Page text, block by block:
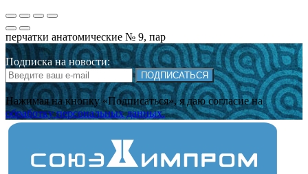
перчатки анатомические № 9, пар
Подписка на новости:
ПОДПИСАТЬСЯ
Нажимая на кнопку «Подписаться», я даю cогласие на
обработку персональных данных.